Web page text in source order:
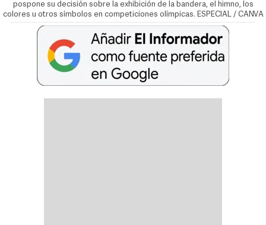
pospone su decisión sobre la exhibición de la bandera, el himno, los
colores u otros símbolos en competiciones olímpicas. ESPECIAL / CANVA